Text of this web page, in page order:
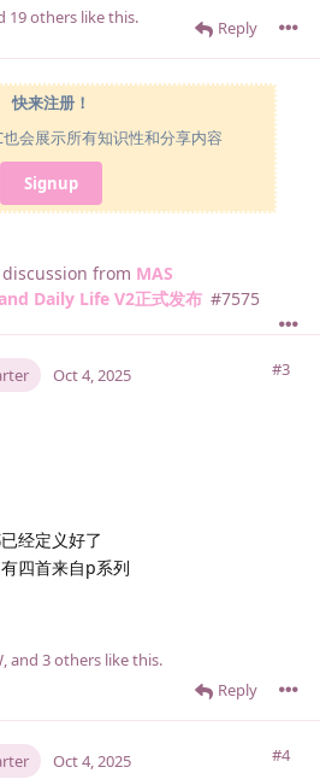
Reply
19others like this.
快来注册！
会展示所有知识性和分享内容
Signup
from MAS
Daily Life V2正式发布 #7575
#3
Oct 4, 2025
经定义好了
四首来自p系列
Reply
, and 3others like this.
#4
Oct 4, 2025